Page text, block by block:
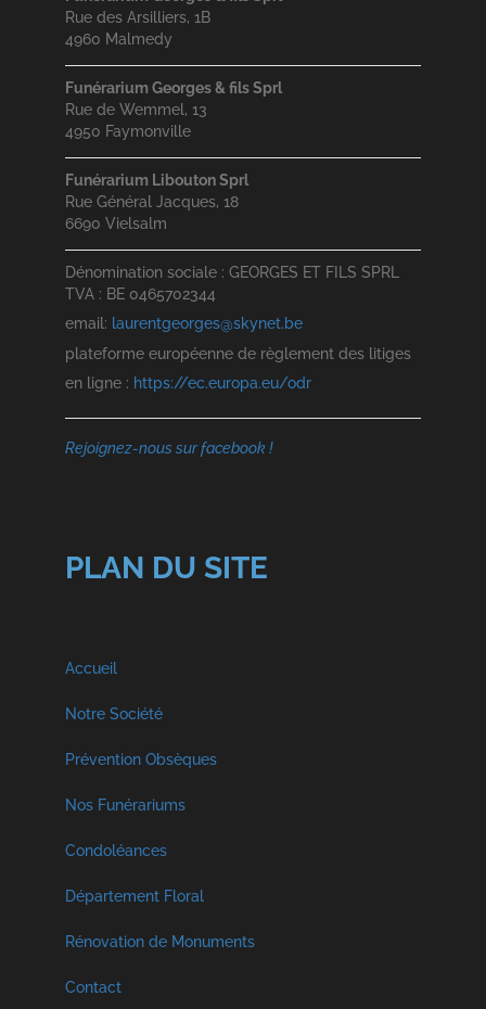
Rue des Arsilliers, 1B
4960 Malmedy
Funérarium Georges & fils Sprl
Rue de Wemmel, 13
4950 Faymonville
Funérarium Libouton Sprl
Rue Général Jacques, 18
6690 Vielsalm
Dénomination sociale : GEORGES ET FILS SPRL
TVA : BE 0465702344
email: laurentgeorges@skynet.be
plateforme européenne de règlement des litiges
en ligne : https://ec.europa.eu/odr
Rejoignez-nous sur facebook !
PLAN DU SITE
Accueil
Notre Société
A propos
Nos Services
Visite Virtuelle
Crémation et Inhumation
Prévention Obsèques
Nos Funérariums
Funérarium à Malmedy
Funérarium à Faymonville
Funérarium à Vielsam
Condoléances
Décès Georges et Fils SPRL
Décès Libouton
Hommages
Département Floral
Rénovation de Monuments
Contact